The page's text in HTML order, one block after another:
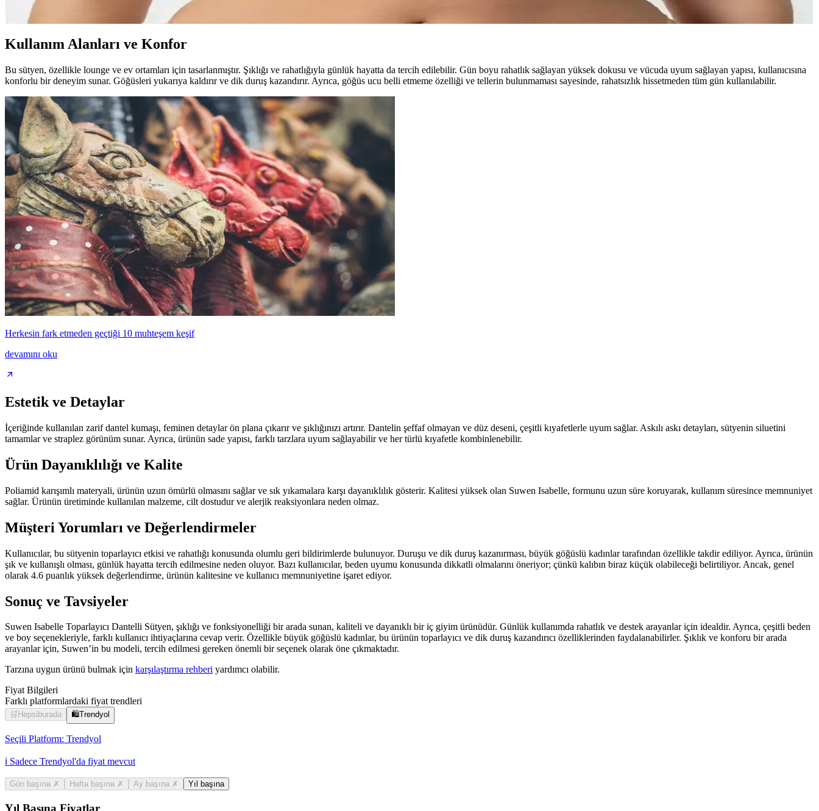
A&K Zümra kadın penye toparlayıcı sütyen, doğal malzeme ve şık tasarımıyla gün boyunca konfor ve şıklık sunar, büyük beden uyumu ve dayanıklılığıyla öne çıkar.
Kullanım Alanları ve Konfor
Bu sütyen, özellikle lounge ve ev ortamları için tasarlanmıştır. Şıklığı ve rahatlığıyla günlük hayatta da tercih edilebilir. Gün boyu rahatlık sağlayan yüksek dokusu ve vücuda uyum sağlayan yapısı, kullanıcısına
konforlu bir deneyim sunar. Göğüsleri yukarıya kaldırır ve dik duruş kazandırır. Ayrıca, göğüs ucu belli etmeme özelliği ve tellerin bulunmaması sayesinde, rahatsızlık hissetmeden tüm gün kullanılabilir.
Herkesin fark etmeden geçtiği 10 muhteşem keşif
devamını oku
Estetik ve Detaylar
İçeriğinde kullanılan zarif dantel kumaşı, feminen detaylar ön plana çıkarır ve şıklığınızı artırır. Dantelin şeffaf olmayan ve düz deseni, çeşitli kıyafetlerle uyum sağlar. Askılı askı detayları, sütyenin siluetini
tamamlar ve straplez görünüm sunar. Ayrıca, ürünün sade yapısı, farklı tarzlara uyum sağlayabilir ve her türlü kıyafetle kombinlenebilir.
Ürün Dayanıklılığı ve Kalite
Poliamid karışımlı materyali, ürünün uzun ömürlü olmasını sağlar ve sık yıkamalara karşı dayanıklılık gösterir. Kalitesi yüksek olan Suwen Isabelle, formunu uzun süre koruyarak, kullanım süresince memnuniyet
sağlar. Ürünün üretiminde kullanılan malzeme, cilt dostudur ve alerjik reaksiyonlara neden olmaz.
Müşteri Yorumları ve Değerlendirmeler
Kullanıcılar, bu sütyenin toparlayıcı etkisi ve rahatlığı konusunda olumlu geri bildirimlerde bulunuyor. Duruşu ve dik duruş kazanırması, büyük göğüslü kadınlar tarafından özellikle takdir ediliyor. Ayrıca, ürünün
şık ve kullanışlı olması, günlük hayatta tercih edilmesine neden oluyor. Bazı kullanıcılar, beden uyumu konusunda dikkatli olmalarını öneriyor; çünkü kalıbın biraz küçük olabileceği belirtiliyor. Ancak, genel
olarak 4.6 puanlık yüksek değerlendirme, ürünün kalitesine ve kullanıcı memnuniyetine işaret ediyor.
Sonuç ve Tavsiyeler
Suwen Isabelle Toparlayıcı Dantelli Sütyen, şıklığı ve fonksiyonelliği bir arada sunan, kaliteli ve dayanıklı bir iç giyim ürünüdür. Günlük kullanımda rahatlık ve destek arayanlar için idealdir. Ayrıca, çeşitli beden
ve boy seçenekleriyle, farklı kullanıcı ihtiyaçlarına cevap verir. Özellikle büyük göğüslü kadınlar, bu ürünün toparlayıcı ve dik duruş kazandırıcı özelliklerinden faydalanabilirler. Şıklık ve konforu bir arada
arayanlar için, Suwen’in bu modeli, tercih edilmesi gereken önemli bir seçenek olarak öne çıkmaktadır.
Tarzına uygun ürünü bulmak için karşılaştırma rehberi yardımcı olabilir.
Fiyat Bilgileri
Farklı platformlardaki fiyat trendleri
🛒 Hepsiburada 🛍️Trendyol
Seçili Platform: Trendyol
ℹ️ Sadece Trendyol'da fiyat mevcut
Gün başına ✗ Hafta başına ✗ Ay başına ✗ Yıl başına
Yıl Başına Fiyatlar